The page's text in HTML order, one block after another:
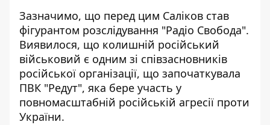
Зазначимо, що перед цим Саліков став
фігурантом розслідування "Радіо Свобода".
Виявилося, що колишній російський
військовий є одним зі співзасновників
російської організації, що започаткувала
ПВК "Редут", яка бере участь у
повномасштабній російській агресії проти
України.